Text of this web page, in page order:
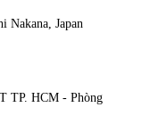
Nakana, Japan
TP. HCM - Phòng